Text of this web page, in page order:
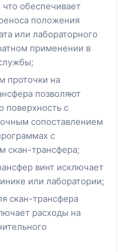
обеспечивает
положения
или лабораторного
применении в
проточки на
позволяют
поверхность с
сопоставлением
с
скан-трансфера;
винт исключает
или лаборатории;
скан-трансфера
расходы на